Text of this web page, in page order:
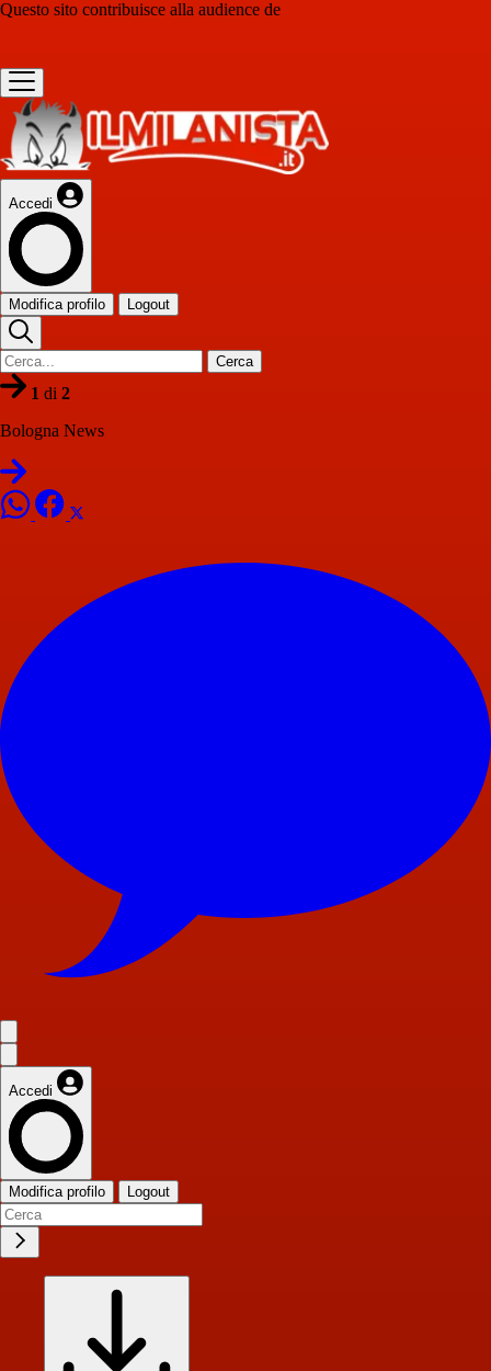
Questo sito contribuisce alla audience de
Accedi
Modifica profilo Logout
Cerca
1 di 2
Bologna News
Accedi
Modifica profilo Logout